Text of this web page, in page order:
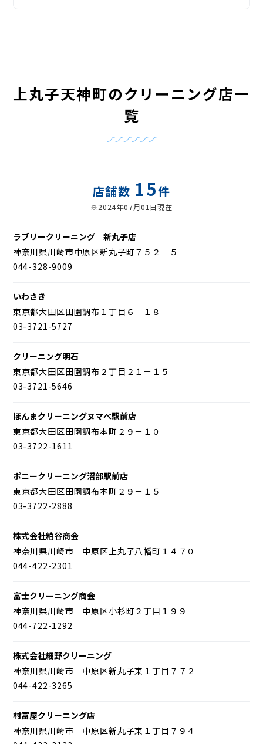
上丸子天神町のクリーニング店一
覧
店舗数 15件
※2024年07月01日現在
ラブリークリーニング 新丸子店
神奈川県川崎市中原区新丸子町７５２－５
044-328-9009
いわさき
東京都大田区田園調布１丁目６－１８
03-3721-5727
クリーニング明石
東京都大田区田園調布２丁目２１－１５
03-3721-5646
ほんまクリーニングヌマベ駅前店
東京都大田区田園調布本町２９－１０
03-3722-1611
ポニークリーニング沼部駅前店
東京都大田区田園調布本町２９－１５
03-3722-2888
株式会社粕谷商会
神奈川県川崎市 中原区上丸子八幡町１４７０
044-422-2301
富士クリーニング商会
神奈川県川崎市 中原区小杉町２丁目１９９
044-722-1292
株式会社細野クリーニング
神奈川県川崎市 中原区新丸子東１丁目７７２
044-422-3265
村富屋クリーニング店
神奈川県川崎市 中原区新丸子東１丁目７９４